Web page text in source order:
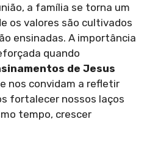
a família se torna um
os valores são cultivados
ensinadas. A importância
quando
de Jesus
nos convidam a refletir
fortalecer nossos laços
tempo, crescer